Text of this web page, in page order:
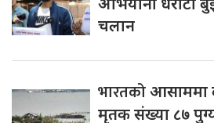
चलान
भारतकोआसाममा
मृतक संख्या ८७